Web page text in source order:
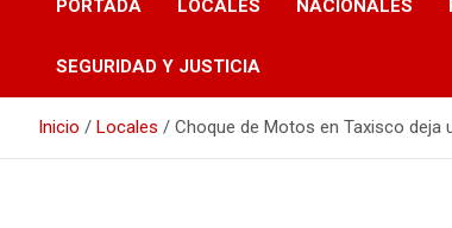
PORTADA LOCALES NACIONALES
SEGURIDAD Y JUSTICIA
Inicio Locales Choque de Motos en Taxisco deja